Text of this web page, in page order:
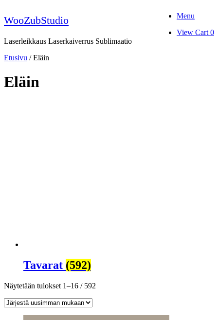
to
content
WooZubStudio
Laserleikkaus Laserkaiverrus Sublimaatio
Menu
View
View Cart 0
Etusivu / Eläin
Eläin
Tavarat (592)
Näytetään tulokset 1–16 / 592